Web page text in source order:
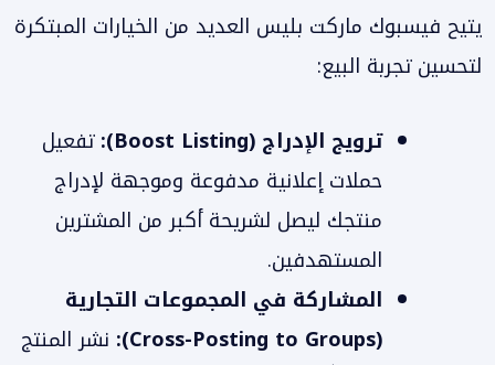
يتيح فيسبوك ماركت بليس العديد من الخيارات المبتكرة
لتحسين تجربة البيع:
ترويج الإدراج (Boost Listing):
تفعيل
حملات إعلانية مدفوعة وموجهة لإدراج
منتجك ليصل لشريحة أكبر من المشترين
المستهدفين.
المشاركة في المجموعات التجارية
(Cross-Posting to Groups):
نشر المنتج